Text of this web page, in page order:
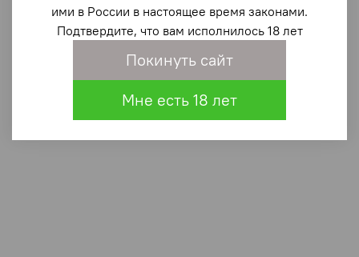
380 ₽
ими в России в настоящее время законами.
Подтвердите, что вам исполнилось 18 лет
Покинуть сайт
Мне есть 18 лет